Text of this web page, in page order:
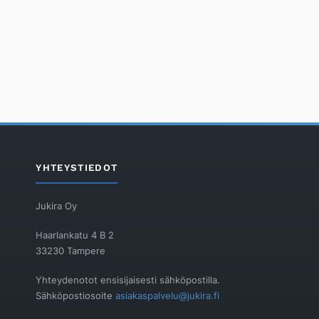
YHTEYSTIEDOT
Jukira Oy
Haarlankatu 4 B 2
33230 Tampere
Yhteydenotot ensisijaisesti sähköpostilla.
Sähköpostiosoiteasiakaspalvelu@jukira.fi